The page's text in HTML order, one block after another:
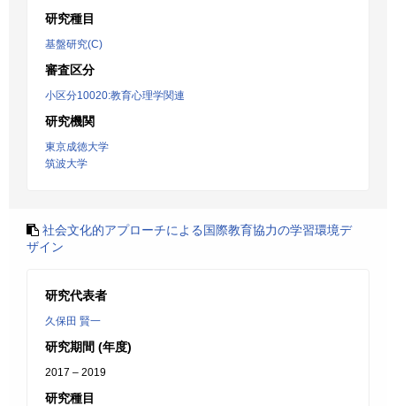
研究種目
基盤研究(C)
審査区分
小区分10020:教育心理学関連
研究機関
東京成徳大学
筑波大学
社会文化的アプローチによる国際教育協力の学習環境デ
ザイン
研究代表者
久保田 賢一
研究期間 (年度)
2017 – 2019
研究種目